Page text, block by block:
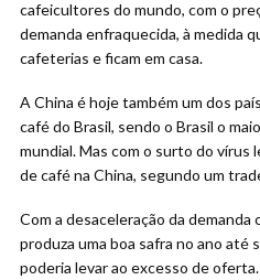
cafeicultores do mundo, com o
demanda enfraquecida, à medida
cafeterias e ficam em casa.
A China é hoje também um dos
café do Brasil, sendo o Brasil o
mundial. Mas com o surto do vírus
de café na China, segundo um
Com a desaceleração da demanda
produza uma boa safra no ano até
poderia levar ao excesso de oferta.